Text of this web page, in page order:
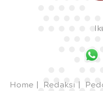
Home Redaksi